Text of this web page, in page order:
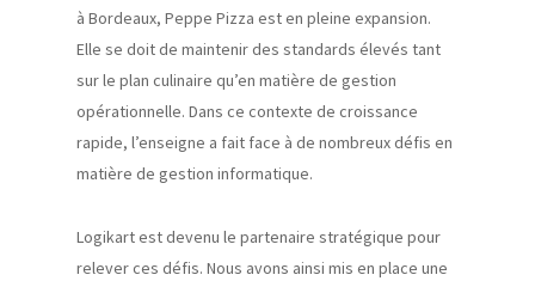
à Bordeaux, Peppe Pizza est en pleine expansion.
Elle se doit de maintenir des standards élevés tant
sur le plan culinaire qu’en matière de gestion
opérationnelle. Dans ce contexte de croissance
rapide, l’enseigne a fait face à de nombreux défis en
matière de gestion informatique.
Logikart est devenu le partenaire stratégique pour
relever ces défis. Nous avons ainsi mis en place une